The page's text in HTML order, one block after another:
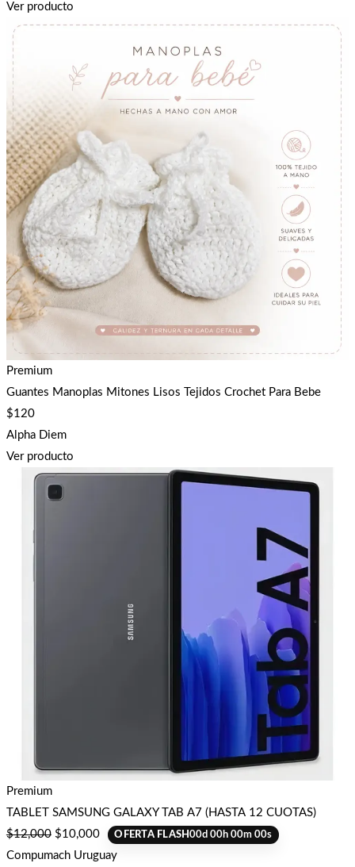
Ver producto
Premium
Guantes Manoplas Mitones Lisos Tejidos Crochet Para Bebe
$120
Alpha Diem
Ver producto
Premium
TABLET SAMSUNG GALAXY TAB A7 (HASTA 12 CUOTAS)
$12,000 $10,000 OFERTA FLASH00d00h00m00s
Compumach Uruguay